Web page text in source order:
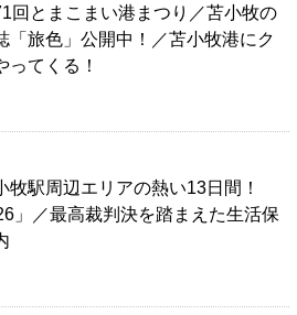
回とまこまい港まつり／苫小牧の
「旅色」公開中！／苫小牧港にク
てくる！
駅周辺エリアの熱い13日間！
」／最高裁判決を踏まえた生活保